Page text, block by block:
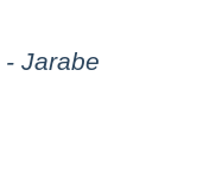
- Jarabe